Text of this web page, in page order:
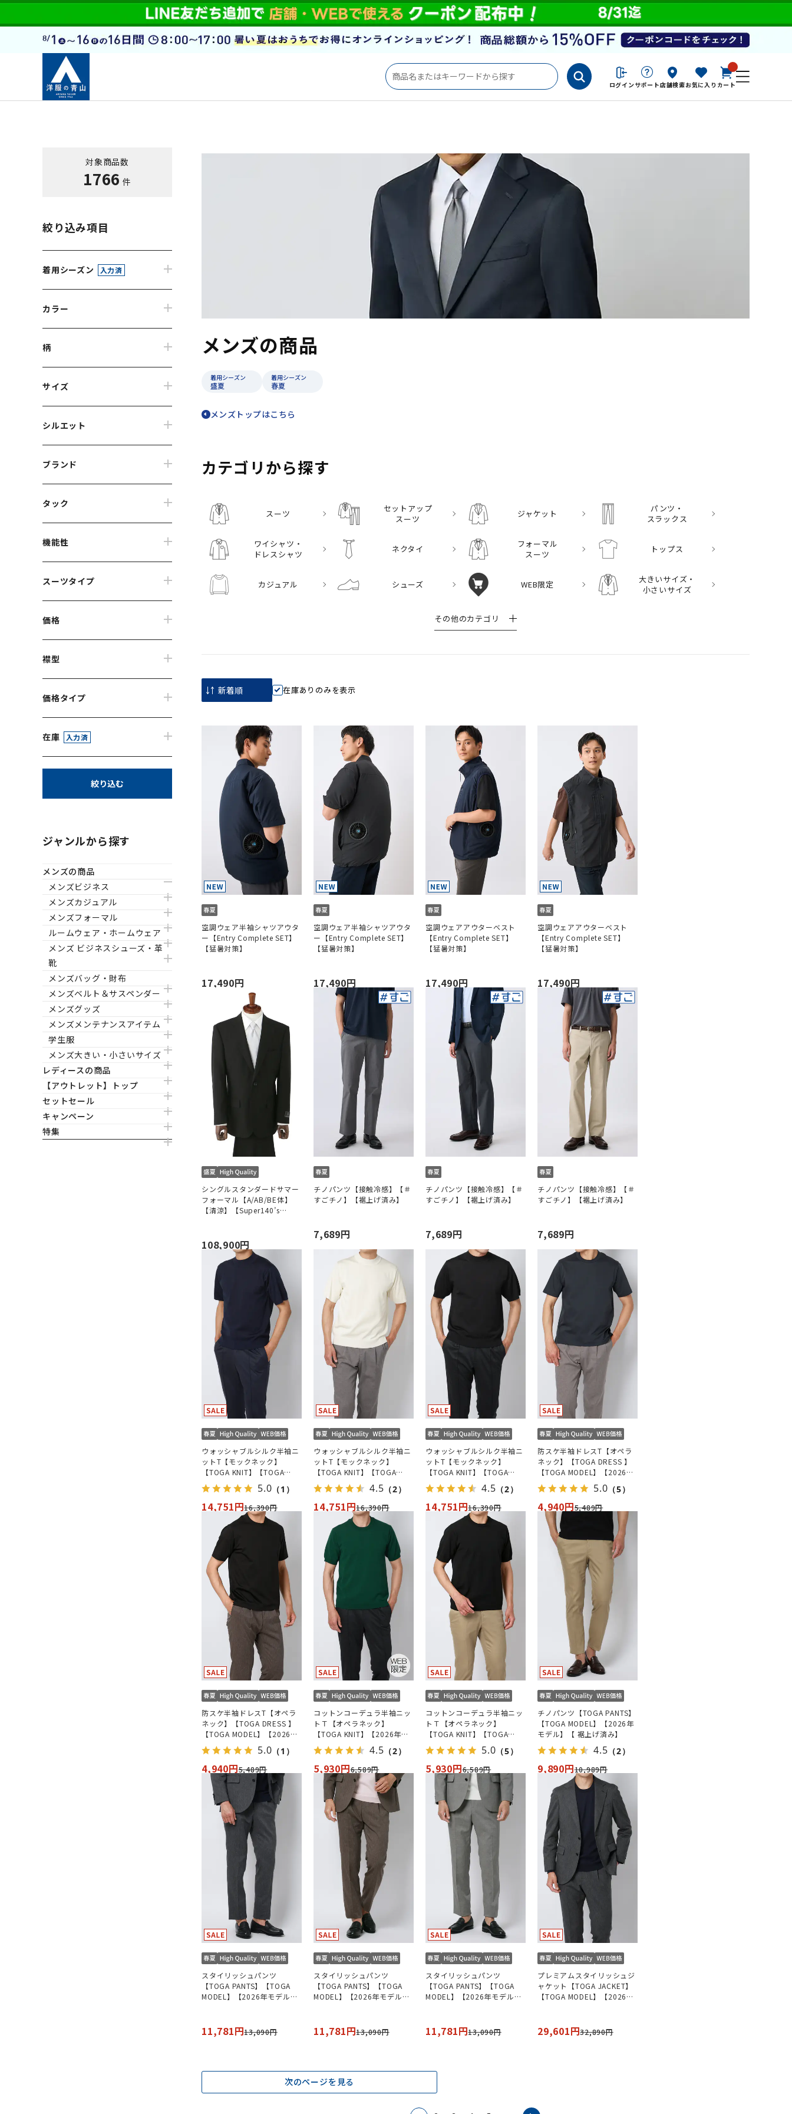
ログインサポート店舗検索お気に入り カート
対象商品数
1766 件
絞り込み項目
着用シーズン 入力済
カラー
柄
サイズ
シルエット
ブランド
タック
機能性
スーツタイプ
価格
襟型
価格タイプ
在庫 入力済
絞り込む
ジャンルから探す
メンズの商品
メンズビジネス
メンズカジュアル
メンズフォーマル
ルームウェア・ホームウェア
メンズ ビジネスシューズ・革
靴
メンズバッグ・財布
メンズベルト＆サスペンダー
メンズグッズ
メンズメンテナンスアイテム
学生服
メンズ大きい・小さいサイズ
レディースの商品
【アウトレット】トップ
セットセール
キャンペーン
特集
メンズの商品
着用シーズン
盛夏
着用シーズン
春夏
メンズトップはこちら
カテゴリから探す
スーツ
セットアップ
スーツ
ジャケット
パンツ・
スラックス
ワイシャツ・
ドレスシャツ
ネクタイ
フォーマル
スーツ
トップス
カジュアル シューズ WEB限定
大きいサイズ・
小さいサイズ
その他のカテゴリ
在庫ありのみを表示
空調ウェア半袖シャツアウタ
ー【Entry Complete SET】
【猛暑対策】
17,490円
空調ウェア半袖シャツアウタ
ー【Entry Complete SET】
【猛暑対策】
17,490円
空調ウェアアウターベスト
【Entry Complete SET】
【猛暑対策】
17,490円
空調ウェアアウターベスト
【Entry Complete SET】
【猛暑対策】
17,490円
シングルスタンダードサマー
フォーマル【A/AB/BE体】
【清涼】【Super140’s
108,900円
チノパンツ【接触冷感】【＃
すごチノ】【裾上げ済み】
7,689円
チノパンツ【接触冷感】【＃
すごチノ】【裾上げ済み】
7,689円
チノパンツ【接触冷感】【＃
すごチノ】【裾上げ済み】
7,689円
ウォッシャブルシルク半袖ニ
ットT【モックネック】
【TOGA KNIT】【TOGA
MODEL】【2026年モデル】
5.0 （1）
14,751円16,390円
ウォッシャブルシルク半袖ニ
ットT【モックネック】
【TOGA KNIT】【TOGA
MODEL】【2026年モデル】
4.5 （2）
14,751円16,390円
ウォッシャブルシルク半袖ニ
ットT【モックネック】
【TOGA KNIT】【TOGA
MODEL】【2026年モデル】
4.5 （2）
14,751円16,390円
防スケ半袖ドレスT【オペラ
ネック】【TOGA DRESS 】
【TOGA MODEL】【2026年
モデル】
5.0 （5）
4,940円5,489円
防スケ半袖ドレスT【オペラ
ネック】【TOGA DRESS 】
【TOGA MODEL】【2026年
モデル】
5.0 （1）
4,940円5,489円
コットンコーデュラ半袖ニッ
トＴ【オペラネック】
【TOGA KNIT】【2026年モ
デル】【TOGA MODEL】
【WEB限定】
4.5 （2）
5,930円6,589円
コットンコーデュラ半袖ニッ
トＴ【オペラネック】
【TOGA KNIT】【TOGA
MODEL】【2026年モデル】
5.0 （5）
5,930円6,589円
チノパンツ【TOGA PANTS】
【TOGA MODEL】【2026年
モデル】【 裾上げ済み】
4.5 （2）
9,890円10,989円
スタイリッシュパンツ
【TOGA PANTS】【TOGA
MODEL】【2026年モデル】
11,781円13,090円
スタイリッシュパンツ
【TOGA PANTS】【TOGA
MODEL】【2026年モデル】
11,781円13,090円
スタイリッシュパンツ
【TOGA PANTS】【TOGA
MODEL】【2026年モデル】
11,781円13,090円
プレミアムスタイリッシュジ
ャケット【TOGA JACKET】
【TOGA MODEL】【2026年
29,601円32,890円
次のページを見る